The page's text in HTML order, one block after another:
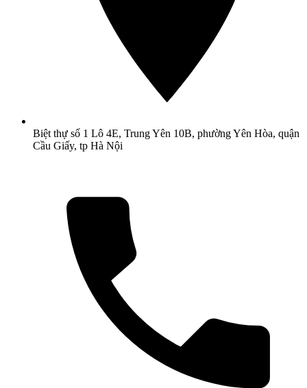
Biệt thự số 1 Lô 4E, Trung Yên 10B, phường Yên Hòa, quận
Cầu Giấy, tp Hà Nội